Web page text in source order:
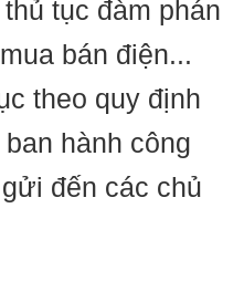
tục đàm phán
bán điện...
theo quy định
hành công
đến các chủ